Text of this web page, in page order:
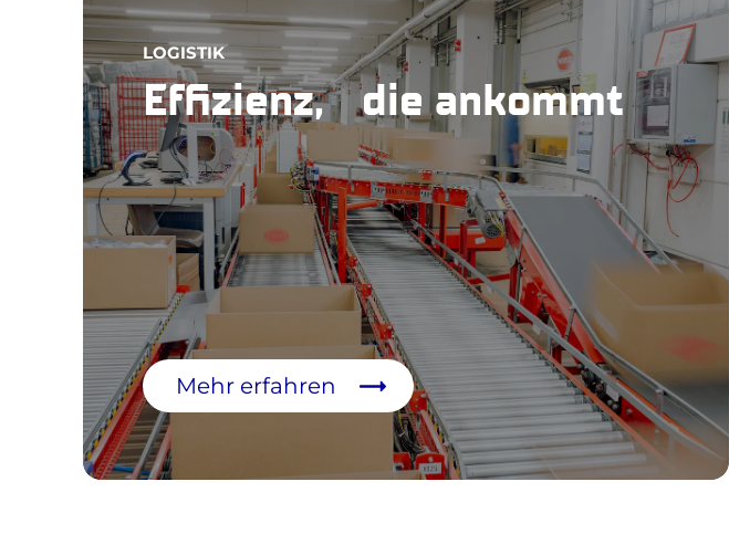
Effizienz, die ankommt
LOGISTIK
Mehr erfahren